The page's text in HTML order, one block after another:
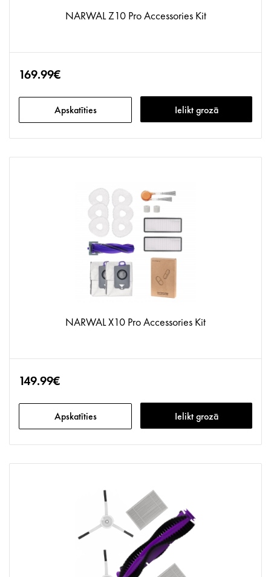
NARWAL Z10 Pro Accessories Kit
169.99€
Apskatīties Ielikt grozā
NARWAL X10 Pro Accessories Kit
149.99€
Apskatīties Ielikt grozā